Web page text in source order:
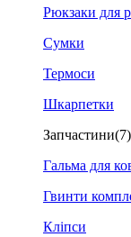
Рюкзаки для
Сумки
Термоси
Шкарпетки
Запчастини(7)
Гальма для
Гвинти
Кліпси